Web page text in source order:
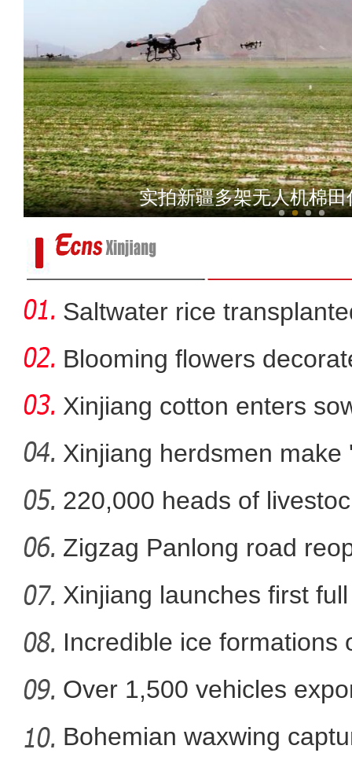
新疆吐鲁番火焰山景区
潘岳：将新疆文化与中华文
实拍新疆多架无人机棉
Saltwater rice
Blooming flowers
Xinjiang cotton enters
Xinjiang herdsmen
220,000 heads of
betwee
Zigzag Panlong road
Xinjiang launches first
Incredible ice formations
Over 1,500 vehicles
Bohemian waxwing